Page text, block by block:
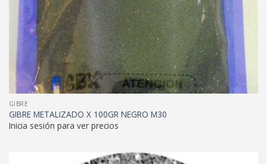
GIBRE
GIBRE METALIZADO X 100GR NEGRO M30
Inicia sesión para ver precios